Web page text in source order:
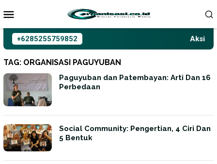
ke
+6285255759852
TAG: ORGANISASI PAGUYUBAN
Paguyuban dan Patembayan: Arti Dan 16
Perbedaan
Social Community: Pengertian, 4 Ciri Dan
5 Bentuk